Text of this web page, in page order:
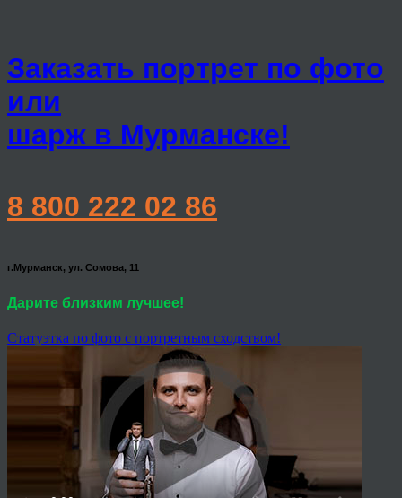
Заказать портрет по фото
или
шарж в Мурманске!
8 800 222 02 86
г.Мурманск, ул. Сомова, 11
Дарите близким лучшее!
Статуэтка по фото с портретным сходством!